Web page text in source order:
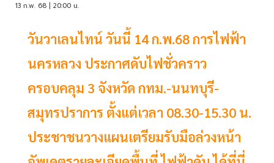
13 ก.พ. 68 | 20:00 น.
วันวาเลนไทน์ วันนี้ 14 ก.พ.68 การไฟฟ้า
นครหลวง ประกาศดับไฟชั่วคราว
ครอบคลุม 3 จังหวัด กทม.-นนทบุรี-
สมุทรปราการ ตั้งแต่เวลา 08.30-15.30 น.
ประชาชนวางแผนเตรียมรับมือล่วงหน้า